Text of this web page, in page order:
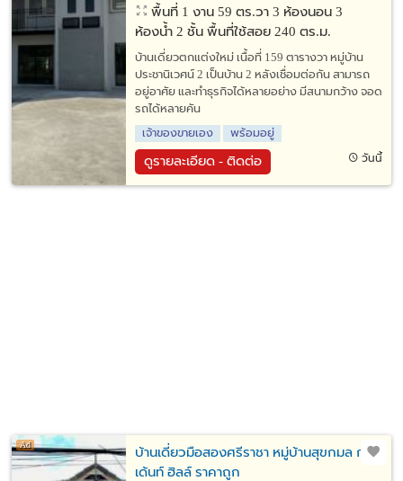
พื้นที่ 1 งาน 59 ตร.วา 3 ห้องนอน 3
ห้องน้ำ 2 ชั้น พื้นที่ใช้สอย 240 ตร.ม.
บ้านเดี่ยวตกแต่งใหม่ เนื้อที่ 159 ตารางวา หมู่บ้าน
ประชานิเวศน์ 2 เป็นบ้าน 2 หลังเชื่อมต่อกัน สามารถ
อยู่อาศัย และทำธุรกิจได้หลายอย่าง มีสนามกว้าง จอด
รถได้หลายคัน
เจ้าของขายเอง
พร้อมอยู่
ดูรายละเอียด - ติดต่อ วันนี้
บ้านเดี่ยวมือสองศรีราชา หมู่บ้านสุขกมล การ์
เด้นท์ ฮิลล์ ราคาถูก